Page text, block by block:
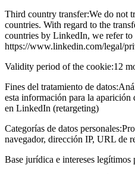
Third country transfer:We do not
countries. With regard to the
countries by LinkedIn, we refer
https://www.linkedin.com/legal/
Validity period of the cookie:12
Fines del tratamiento de datos:
esta información para la aparición
en LinkedIn (retargeting)
Categorías de datos personales:
navegador, dirección IP, URL de
Base jurídica e intereses legítimos